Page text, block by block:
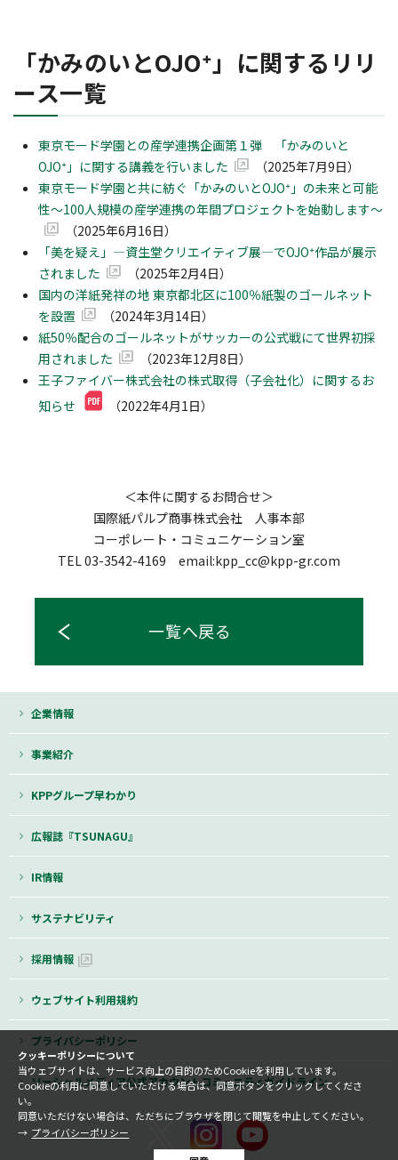
「かみのいとOJO⁺」に関するリリ
ース一覧
東京モード学園との産学連携企画第１弾 「かみのいと
OJO⁺」に関する講義を行いました
（2025年7月9日）
東京モード学園と共に紡ぐ「かみのいとOJO⁺」の未来と可能
性～100人規模の産学連携の年間プロジェクトを始動します～
（2025年6月16日）
「美を疑え」―資生堂クリエイティブ展―でOJO⁺作品が展示
されました
（2025年2月4日）
国内の洋紙発祥の地 東京都北区に100％紙製のゴールネット
を設置
（2024年3月14日）
紙50％配合のゴールネットがサッカーの公式戦にて世界初採
用されました
（2023年12月8日）
王子ファイバー株式会社の株式取得（子会社化）に関するお
知らせ
（2022年4月1日）
＜本件に関するお問合せ＞
国際紙パルプ商事株式会社 人事本部
コーポレート・コミュニケーション室
TEL 03-3542-4169 email:kpp_cc@kpp-gr.com
一覧へ戻る
クッキーポリシーについて
当ウェブサイトは、サービス向上の目的のためCookieを利用しています。
Cookieの利用に同意していただける場合は、同意ボタンをクリックしてくださ
い。
同意いただけない場合は、ただちにブラウザを閉じて閲覧を中止してください。
プライバシーポリシー
企業情報
事業紹介
KPPグループ早わかり
広報誌『TSUNAGU』
IR情報
サステナビリティ
採用情報
ウェブサイト利用規約
プライバシーポリシー
ソーシャルメディア公式アカウントコミュニティガイドライン